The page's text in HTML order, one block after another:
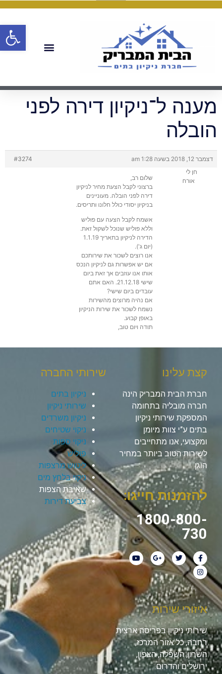
מענה ל־ניקיון דירה לפני
הובלה
דצמבר 12, 2018 בשעה 1:28 am
#3274
חן לי
אורח
שלום רב,
ברצוני לקבל הצעת מחיר לניקיון
דירה לפני הובלה. מעוניינים
בניקיון יסודי כולל חלונו ותריסים.
אשמח לקבל הצעה עם פוליש
וללא פוליש שנוכל לשקול זאת.
הדירה לניקיון בתאריך 1.1.19
(יום ג').
אנו רוצים לשכור את שירותכם
אם יש אפשרות גם לניקיון הנכס
אותו אנו עוזבים אך זאת ביום
שישי 21.12.18. האם אתם
עובדים ביום שישי?
אם נהיה מרוצים מהשירות
נשמח לשכור את שירות הניקיון
באופן קבוע.
תודה ויום טוב,
קצת עלינו
חברת הבית המבריק הינה
חברה מובליה בתחומה
המספקת שירותי ניקיון
בתים ע”י צוות מיומן
ומקצועי, אנו מתחייבים
לשירות הטוב ביותר במחיר
הוגן.
להזמנות חייגו:
1800-800-
730
שירותי החברה
ניקיון בתים
שירותי ניקיון
ניקיון משרדים
ניקוי שטיחים
ניקוי ספות
פוליש
ליטוש מרצפות
ניקוי בלחץ מים
שאיבת הצפות
צביעת דירות
איזורי שירות
שירותי ניקיון בפריסה ארצית
רחבה, כל אזור המרכז,
השרון, השפלה, הצפון,
ירושלים והדרום.